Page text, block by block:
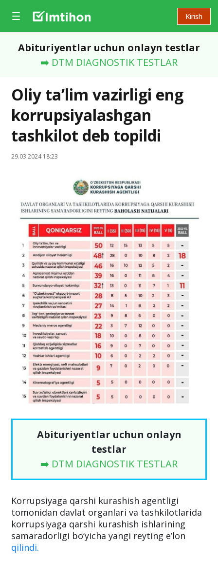
Kirish
Abituriyentlar uchun onlayn testlar
➡️ DTM DIAGNOSTIK TESTLAR
Oliy ta’lim vazirligi eng
korrupsiyalashgan
tashkilot deb topildi
29.03.2024 18:23
Abituriyentlar uchun onlayn
testlar
➡️ DTM DIAGNOSTIK TESTLAR
Korrupsiyaga qarshi kurashish agentligi
tomonidan davlat organlari va tashkilotlarida
korrupsiyaga qarshi kurashish ishlarining
samaradorligi bo‘yicha yangi reyting e’lon
qilindi.